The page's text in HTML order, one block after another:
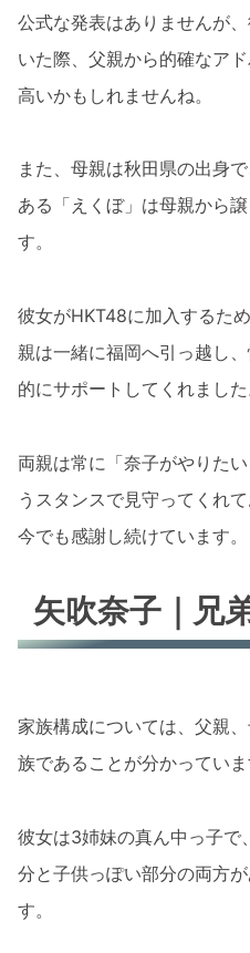
公式な発表はありませんが
いた際、父親から的確なア
高いかもしれませんね。
また、母親は秋田県の出身
ある「えくぼ」は母親から
す。
彼女がHKT48に加入するた
親は一緒に福岡へ引っ越し
的にサポートしてくれました
両親は常に「奈子がやりた
うスタンスで見守ってくれ
今でも感謝し続けています。
矢吹奈子｜兄
家族構成については、父親
族であることが分かっていま
彼女は3姉妹の真ん中っ子で
分と子供っぽい部分の両方
す。